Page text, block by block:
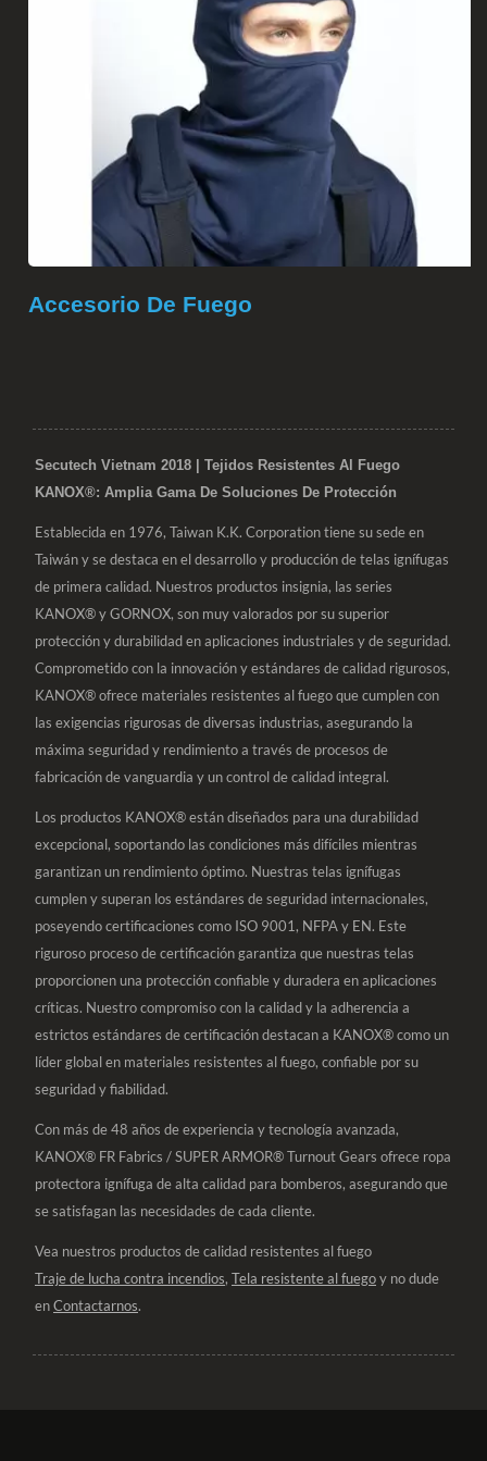
Accesorio De Fuego
Secutech Vietnam 2018 | Tejidos Resistentes Al Fuego
KANOX®: Amplia Gama De Soluciones De Protección
Establecida en 1976, Taiwan K.K. Corporation tiene su sede en
Taiwán y se destaca en el desarrollo y producción de telas ignífugas
de primera calidad. Nuestros productos insignia, las series
KANOX® y GORNOX, son muy valorados por su superior
protección y durabilidad en aplicaciones industriales y de seguridad.
Comprometido con la innovación y estándares de calidad rigurosos,
KANOX® ofrece materiales resistentes al fuego que cumplen con
las exigencias rigurosas de diversas industrias, asegurando la
máxima seguridad y rendimiento a través de procesos de
fabricación de vanguardia y un control de calidad integral.
Los productos KANOX® están diseñados para una durabilidad
excepcional, soportando las condiciones más difíciles mientras
garantizan un rendimiento óptimo. Nuestras telas ignífugas
cumplen y superan los estándares de seguridad internacionales,
poseyendo certificaciones como ISO 9001, NFPA y EN. Este
riguroso proceso de certificación garantiza que nuestras telas
proporcionen una protección confiable y duradera en aplicaciones
críticas. Nuestro compromiso con la calidad y la adherencia a
estrictos estándares de certificación destacan a KANOX® como un
líder global en materiales resistentes al fuego, confiable por su
seguridad y fiabilidad.
Con más de 48 años de experiencia y tecnología avanzada,
KANOX® FR Fabrics / SUPER ARMOR® Turnout Gears ofrece ropa
protectora ignífuga de alta calidad para bomberos, asegurando que
se satisfagan las necesidades de cada cliente.
Vea nuestros productos de calidad resistentes al fuego
Traje de lucha contra incendios, Tela resistente al fuegoy no dude
enContactarnos.